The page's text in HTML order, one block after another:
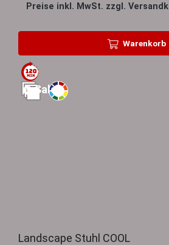
Preise inkl. MwSt. zzgl.
Warenkorb
Sale
Landscape Stuhl COOL